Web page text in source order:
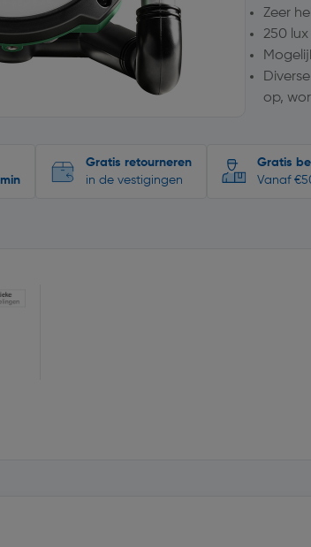
Zeer
250 lux
op,
Gratis retourneren
in de vestigingen
Gratis
Vanaf